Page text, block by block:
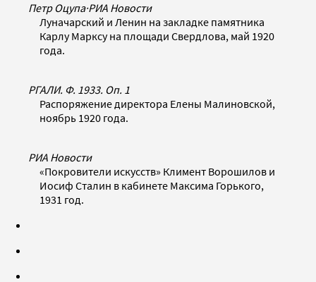
Петр Оцупа·РИА Новости
Луначарский и Ленин на закладке памятника
Карлу Марксу на площади Свердлова, май 1920
года.
РГАЛИ. Ф. 1933. Оп. 1
Распоряжение директора Елены Малиновской,
ноябрь 1920 года.
РИА Новости
«Покровители искусств» Климент Ворошилов и
Иосиф Сталин в кабинете Максима Горького,
1931 год.